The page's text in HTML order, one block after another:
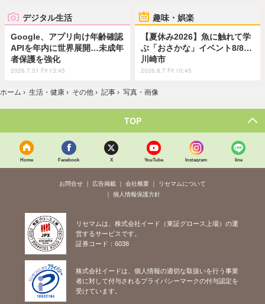
デジタル生活
Google、アプリ向け年齢確認
APIを年内に世界展開…未成年
者保護を強化
2026.7.31 Fri 13:45
趣味・娯楽
【夏休み2026】魚に触れて学
ぶ「おさかな」イベント8/8…
川崎市
2026.8.7 Fri 10:45
ホーム › 生活・健康 › その他 › 記事 › 写真・画像
TOP
Home Facebook X YouTube Instagram line
お問合せ 広告掲載 会社概要
リセマムについて
個人情報保護方針
リセマムは、株式会社イード（東証グロース上場）の運
営するサービスです。
証券コード：6038
株式会社イードは、個人情報の適切な取扱いを行う事業
者に対して付与されるプライバシーマークの付与認定を
受けています。